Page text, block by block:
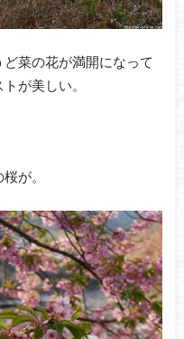
菜の花が満開になって
が美しい。
が。